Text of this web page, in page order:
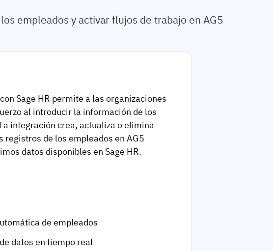
empleados y activar flujos de trabajo en AG5
Sage HR permite a las organizaciones
al introducir la información de los
integración crea, actualiza o elimina
registros de los empleados en AG5
datos disponibles en Sage HR.
de empleados
datos en tiempo real